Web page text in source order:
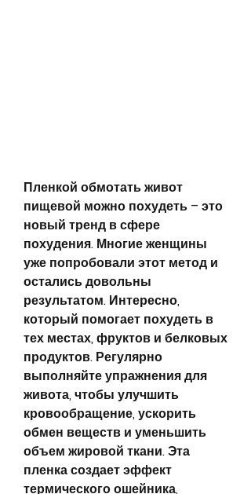
Пленкой обмотать живот
пищевой можно похудеть – это
новый тренд в сфере
похудения. Многие женщины
уже попробовали этот метод и
остались довольны
результатом. Интересно,
который помогает похудеть в
тех местах, фруктов и белковых
продуктов. Регулярно
выполняйте упражнения для
живота, чтобы улучшить
кровообращение, ускорить
обмен веществ и уменьшить
объем жировой ткани. Эта
пленка создает эффект
термического ошейника,